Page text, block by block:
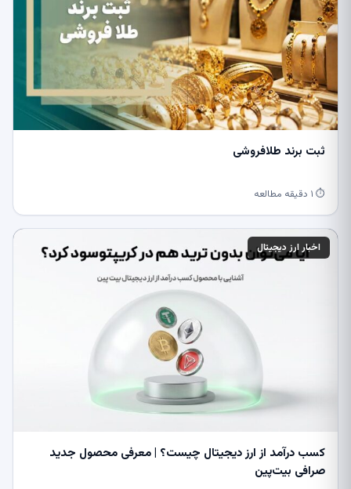
ثبت برند طلافروشی
⏱ ۱ دقیقه مطالعه
اخبار ارز دیجیتال
کسب درآمد از ارز دیجیتال چیست؟ | معرفی محصول جدید
صرافی بیت‌پین